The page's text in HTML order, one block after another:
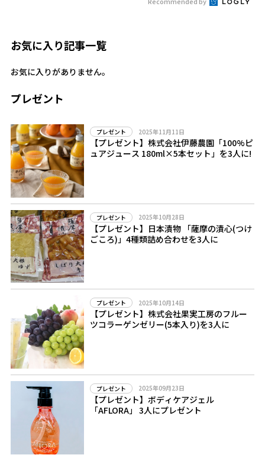
お気に入り記事一覧
お気に入りがありません。
プレゼント
プレゼント 2025年11月11日
【プレゼント】株式会社伊藤農園「100%ピ
ュアジュース 180ml×5本セット」を3人に!
プレゼント 2025年10月28日
【プレゼント】日本漬物 「薩摩の漬心(つけ
ごころ)」4種類詰め合わせを3人に
プレゼント 2025年10月14日
【プレゼント】株式会社果実工房のフルー
ツコラーゲンゼリー(5本入り)を3人に
プレゼント 2025年09月23日
【プレゼント】ボディケアジェル
「AFLORA」 3人にプレゼント